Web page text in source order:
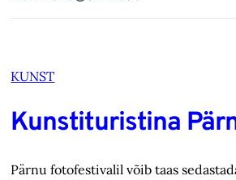
KUNST
Kunstituristina
Pärnu fotofestivalil võib taas